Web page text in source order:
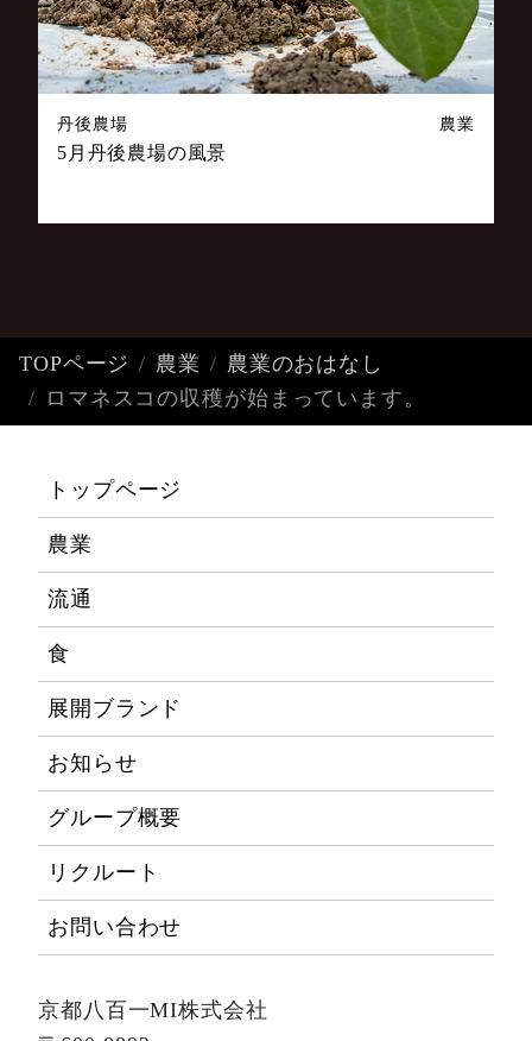
丹後農場 農業
5月丹後農場の風景
TOPページ 農業
農業のおはなし
ロマネスコの収穫が始まっています。
トップページ
農業
流通
食
展開ブランド
お知らせ
グループ概要
リクルート
お問い合わせ
京都八百一MI株式会社